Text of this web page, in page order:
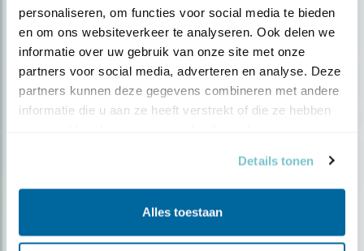
personaliseren, om functies voor social media te bieden
en om ons websiteverkeer te analyseren. Ook delen we
informatie over uw gebruik van onze site met onze
partners voor social media, adverteren en analyse. Deze
partners kunnen deze gegevens combineren met andere
informatie die u aan ze heeft verstrekt of die ze hebben
Details tonen
Alles toestaan